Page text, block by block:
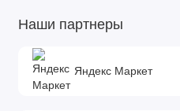
Наши партнеры
Яндекс Маркет